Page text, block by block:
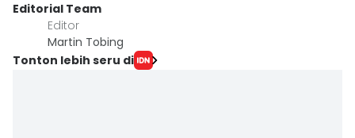
Editorial Team
Editor
Martin Tobing
Tonton lebih seru di